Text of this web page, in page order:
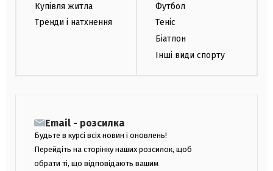
Купівля житла
Тренди і натхнення
Футбол
Теніс
Біатлон
Інші види спорту
Email - розсилка
Будьте в курсі всіх новин і оновлень!
Перейдіть на сторінку наших розсилок, щоб
обрати ті, що відповідають вашим